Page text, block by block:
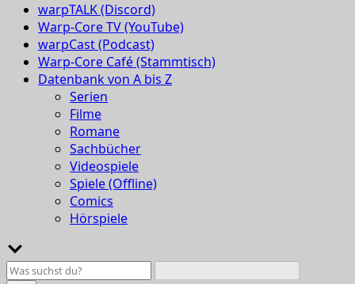
warpTALK (Discord)
Warp-Core TV (YouTube)
warpCast (Podcast)
Warp-Core Café (Stammtisch)
Datenbank von A bis Z
Serien
Filme
Romane
Sachbücher
Videospiele
Spiele (Offline)
Comics
Hörspiele